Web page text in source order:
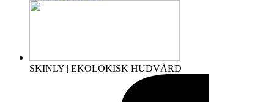
SKINLY | EKOLOKISK HUDVÅRD